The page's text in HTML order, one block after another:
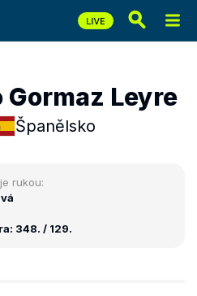
Gormaz Leyre
Španělsko
rukou:
348. / 129.